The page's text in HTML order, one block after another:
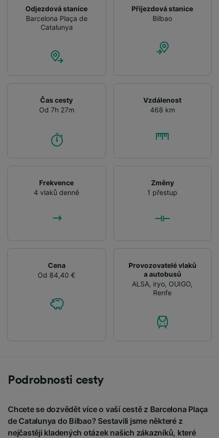
Odjezdová stanice
Barcelona Plaça de
Catalunya
Příjezdová stanice
Bilbao
Čas cesty
Od 7h 27m
Vzdálenost
468 km
Frekvence
4 vlaků denně
Změny
1 přestup
Cena
Od 84,40 €
Provozovatelé vlaků
a autobusů
ALSA, iryo, OUIGO,
Renfe
Podrobnosti cesty
Chcete se dozvědět více o vaší cestě z Barcelona Plaça
de Catalunya do Bilbao? Sestavili jsme některé z
nejčastěji kladených otázek našich zákazníků, které